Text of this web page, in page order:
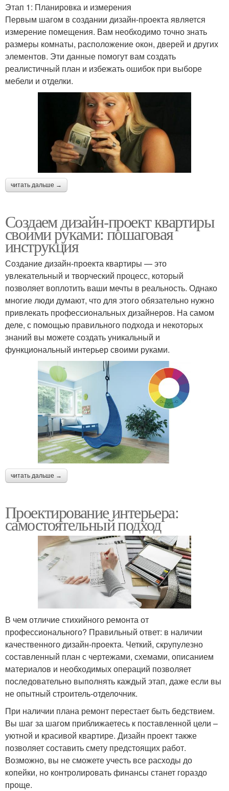
Этап 1: Планировка и измерения
Первым шагом в создании дизайн-проекта является
измерение помещения. Вам необходимо точно знать
размеры комнаты, расположение окон, дверей и других
элементов. Эти данные помогут вам создать
реалистичный план и избежать ошибок при выборе
мебели и отделки.
читать дальше →
Создаем дизайн-проект квартиры
своими руками: пошаговая
инструкция
Создание дизайн-проекта квартиры — это
увлекательный и творческий процесс, который
позволяет воплотить ваши мечты в реальность. Однако
многие люди думают, что для этого обязательно нужно
привлекать профессиональных дизайнеров. На самом
деле, с помощью правильного подхода и некоторых
знаний вы можете создать уникальный и
функциональный интерьер своими руками.
читать дальше →
Проектирование интерьера:
самостоятельный подход
В чем отличие стихийного ремонта от
профессионального? Правильный ответ: в наличии
качественного дизайн-проекта. Четкий, скрупулезно
составленный план с чертежами, схемами, описанием
материалов и необходимых операций позволяет
последовательно выполнять каждый этап, даже если вы
не опытный строитель-отделочник.
При наличии плана ремонт перестает быть бедствием.
Вы шаг за шагом приближаетесь к поставленной цели –
уютной и красивой квартире. Дизайн проект также
позволяет составить смету предстоящих работ.
Возможно, вы не сможете учесть все расходы до
копейки, но контролировать финансы станет гораздо
проще.